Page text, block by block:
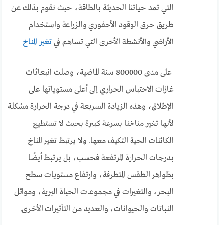
التي تمد حياتنا الحديثة بالطاقة، حيث نقوم بذلك عن
طريق حرق الوقود الأحفوري والزراعة واستخدام
الأراضي والأنشطة الأخرى التي تساهم فيتغير المناخ.
على مدى 800000 سنة الماضية، وصلت انبعاثات
غازات الاحتباس الحراري إلى أعلى مستوياتها على
الإطلاق، وهذه الزيادة السريعة في درجة الحرارة مشكلة
لأنها تغير مناخنا بسرعة كبيرة بحيث لا تستطيع
الكائنات الحية التكيف معها. ولا يرتبط تغير المناخ
بدرجات الحرارة المرتفعة فحسب، بل يرتبط أيضًا
بظواهر الطقس المتطرفة، وارتفاع مستويات سطح
البحر، والتغيرات في مجموعات الحياة البرية، وموائل
النباتات والحيوانات، والعديد من التأثيرات الأخرى.